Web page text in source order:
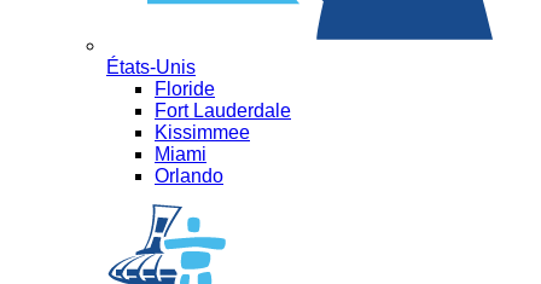
États-Unis
Floride
Fort Lauderdale
Kissimmee
Miami
Orlando